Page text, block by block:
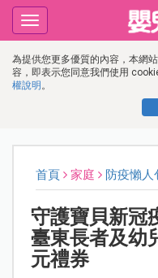
為提供您更多優質的內容，本網
容，即表示您同意我們使用
權說明 。
Toggle
navigation
首頁 家庭 防疫懶人
守護寶貝新冠
臺東長者及幼
元禮券